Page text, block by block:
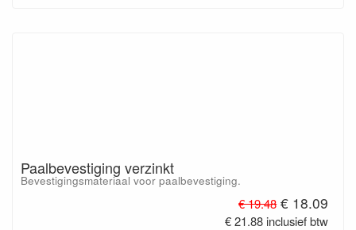
Paalbevestiging verzinkt
Bevestigingsmateriaal voor paalbevestiging.
€ 19.48€ 18.09
€ 21.88 inclusief btw